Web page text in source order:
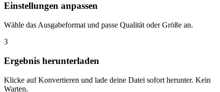
Einstellungen anpassen
Wähle das Ausgabeformat und passe Qualität oder Größe an.
3
Ergebnis herunterladen
Klicke auf Konvertieren und lade deine Datei sofort herunter. Kein
Warten.